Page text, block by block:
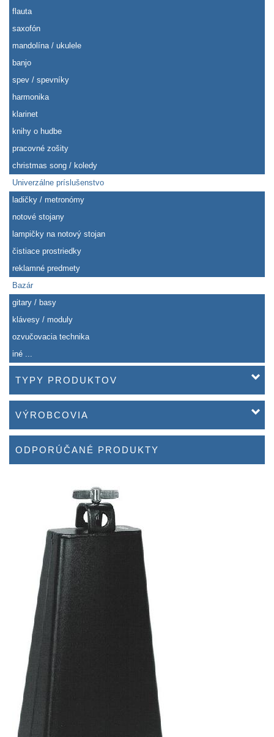
flauta
saxofón
mandolína / ukulele
banjo
spev / spevníky
harmonika
klarinet
knihy o hudbe
pracovné zošity
christmas song / koledy
Univerzálne príslušenstvo
ladičky / metronómy
notové stojany
lampičky na notový stojan
čistiace prostriedky
reklamné predmety
Bazár
gitary / basy
klávesy / moduly
ozvučovacia technika
iné ...
TYPY PRODUKTOV
VÝROBCOVIA
ODPORÚČANÉ PRODUKTY